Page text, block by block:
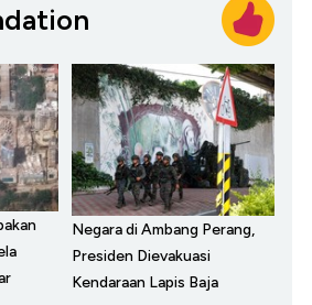
Negara di Ambang Perang,
Presiden Dievakuasi
Kendaraan Lapis Baja